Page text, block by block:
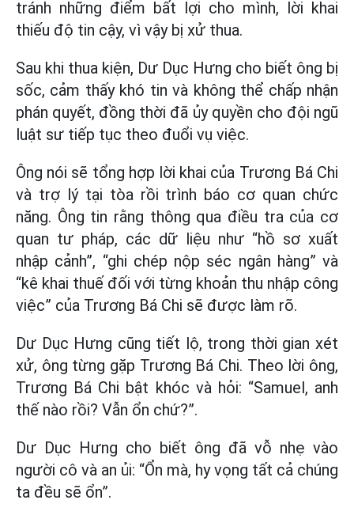
tránh những điểm bất lợi cho mình, lời khai
thiếu độ tin cậy, vì vậy bị xử thua.
Sau khi thua kiện, Dư Dục Hưng cho biết ông bị
sốc, cảm thấy khó tin và không thể chấp nhận
phán quyết, đồng thời đã ủy quyền cho đội ngũ
luật sư tiếp tục theo đuổi vụ việc.
Ông nói sẽ tổng hợp lời khai của Trương Bá Chi
và trợ lý tại tòa rồi trình báo cơ quan chức
năng. Ông tin rằng thông qua điều tra của cơ
quan tư pháp, các dữ liệu như “hồ sơ xuất
nhập cảnh”, “ghi chép nộp séc ngân hàng” và
“kê khai thuế đối với từng khoản thu nhập công
việc” của Trương Bá Chi sẽ được làm rõ.
Dư Dục Hưng cũng tiết lộ, trong thời gian xét
xử, ông từng gặp Trương Bá Chi. Theo lời ông,
Trương Bá Chi bật khóc và hỏi: “Samuel, anh
thế nào rồi? Vẫn ổn chứ?”.
Dư Dục Hưng cho biết ông đã vỗ nhẹ vào
người cô và an ủi: “Ổn mà, hy vọng tất cả chúng
ta đều sẽ ổn”.